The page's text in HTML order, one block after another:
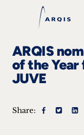
Focus
Groups
ARQIS
of the
JUVE
Share: